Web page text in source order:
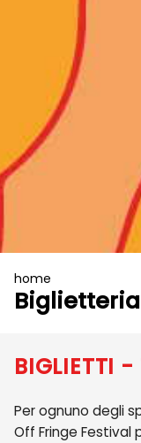
home
Biglietteria
BIGLIETTI -
Per ognuno degli
Off Fringe